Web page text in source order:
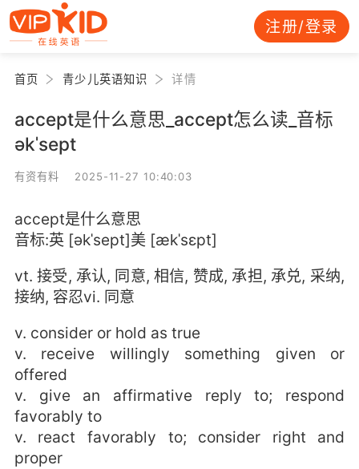
注册/登录
首页 青少儿英语知识 详情
accept是什么意思_accept怎么读_音标
əkˈsept
有资有料 2025-11-27 10:40:03
accept是什么意思
音标:英 [əkˈsept]美 [ækˈsɛpt]
vt. 接受, 承认, 同意, 相信, 赞成, 承担, 承兑, 采纳,
接纳, 容忍vi. 同意
v. consider or hold as true
v. receive willingly something given or
offered
v. give an affirmative reply to; respond
favorably to
v. react favorably to; consider right and
proper